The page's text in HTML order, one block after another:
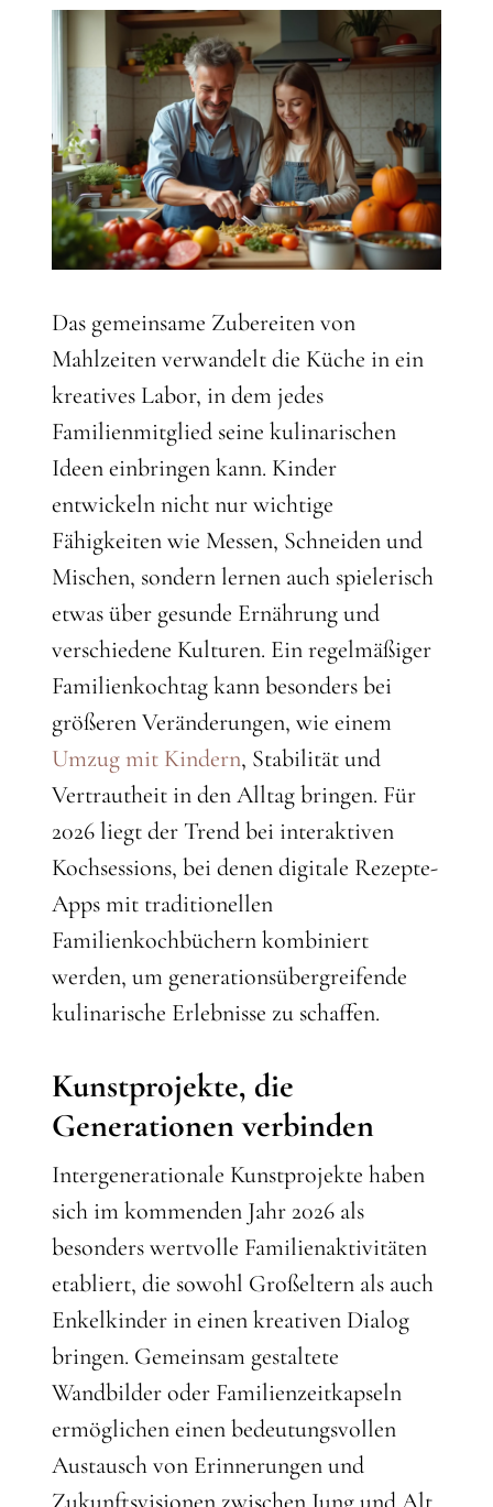
Das gemeinsame Zubereiten von
Mahlzeiten verwandelt die Küche in ein
kreatives Labor, in dem jedes
Familienmitglied seine kulinarischen
Ideen einbringen kann. Kinder
entwickeln nicht nur wichtige
Fähigkeiten wie Messen, Schneiden und
Mischen, sondern lernen auch spielerisch
etwas über gesunde Ernährung und
verschiedene Kulturen. Ein regelmäßiger
Familienkochtag kann besonders bei
größeren Veränderungen, wie einem
Umzug mit Kindern, Stabilität und
Vertrautheit in den Alltag bringen. Für
2026 liegt der Trend bei interaktiven
Kochsessions, bei denen digitale Rezepte-
Apps mit traditionellen
Familienkochbüchern kombiniert
werden, um generationsübergreifende
kulinarische Erlebnisse zu schaffen.
Kunstprojekte, die
Generationen verbinden
Intergenerationale Kunstprojekte haben
sich im kommenden Jahr 2026 als
besonders wertvolle Familienaktivitäten
etabliert, die sowohl Großeltern als auch
Enkelkinder in einen kreativen Dialog
bringen. Gemeinsam gestaltete
Wandbilder oder Familienzeitkapseln
ermöglichen einen bedeutungsvollen
Austausch von Erinnerungen und